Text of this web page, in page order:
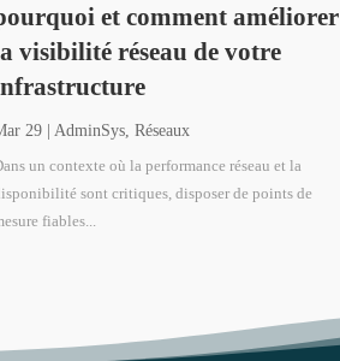
et comment améliorer
visibilité réseau de votre
29 |AdminSys,Réseaux
un contexte où la performance réseau et la
sont critiques, disposer de points de
fiables...